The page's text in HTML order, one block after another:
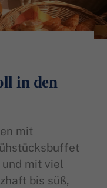
in den
mit
mit viel
bis süß,